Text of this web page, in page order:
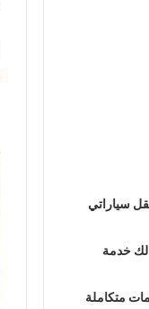
سياراتي
عام تضمن لك خدمة
متكاملة